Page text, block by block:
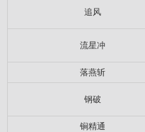
追风
流星冲
落燕斩
钢破
锏精通